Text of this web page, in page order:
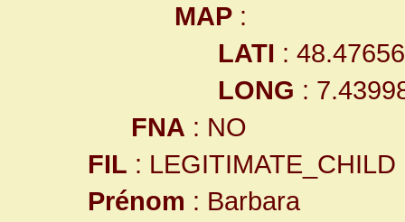
MAP :
LATI :
LONG :
FNA : NO
FIL : LEGITIMATE_CHILD
Prénom : Barbara